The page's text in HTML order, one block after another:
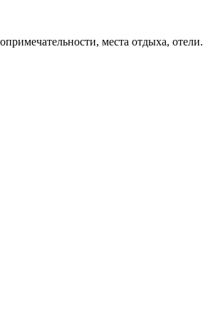
места отдыха, отели.